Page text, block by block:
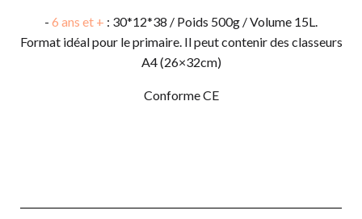
- 6 ans et + : 30*12*38 / Poids 500g / Volume 15L.
Format idéal pour le primaire. Il peut contenir des classeurs
A4 (26×32cm)
Conforme CE